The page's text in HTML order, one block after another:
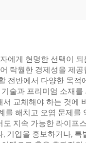
게 현명한 선택이
탁월한 경제성을 제
전반에서 다양한 목
술과 프리미엄 소재
교체해야 하는 것에
해치고 오염 문제
지속 가능한 라이프
업을 홍보하거나,